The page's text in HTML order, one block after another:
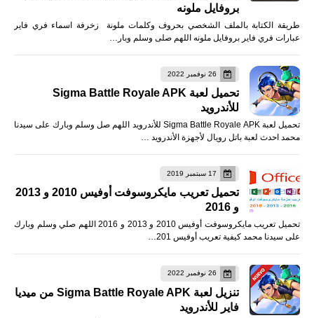
بروفايل ملونه
طريقة الكتابة بالملف الشخصي بحروف وكلمات ملونة زخرفة اسماء فري فاير
عبارات فري فاير بروفايل ملونه اللهم صلى وسلم وبار…
26 نوفمبر 2022
تحميل لعبة Sigma Battle Royale APK
للأندرويد
تحميل لعبة Sigma Battle Royale APK للأندرويد اللهم صل وسلم وبارك على سيدنا
محمد احدث لعبة باتل رويال لأجهزة الأندرويد …
17 سبتمبر 2019
تحميل تعريب مايكروسوفت أوفيس 2010 و 2013
و 2016
تحميل تعريب مايكروسوفت أوفيس 2010 و 2013 و 2016 اللهم صلي وسلم وبارك
على سيدنا محمد كيفية تعريب أوفيس 201…
26 نوفمبر 2022
تنزيل لعبة Sigma Battle Royale APK من ميديا
فاير للأندرويد